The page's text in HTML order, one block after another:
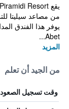
من مصاعد سيليتا
يوفر هذا الفندق
Abet...
المزيد
من الجيد أن تعلم
وقت تسجيل الصعود